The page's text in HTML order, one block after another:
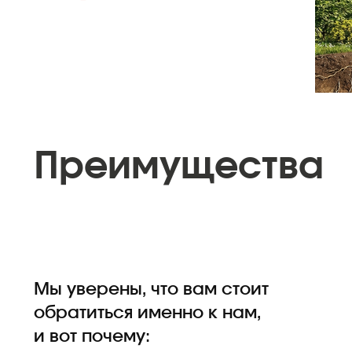
Преимущества
Мы уверены, что вам стоит
обратиться именно к нам,
и вот почему: